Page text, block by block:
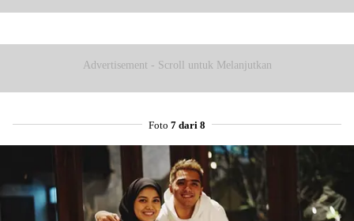
Masyarakat
Advertisement - Scroll untuk Melanjutkan
Foto 7 dari 8